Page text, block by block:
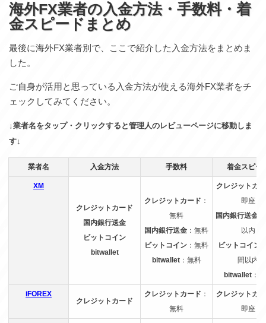
海外FX業者の入金方法・手数料・着
金スピードまとめ
最後に海外FX業者別で、ここで紹介した入金方法をまとめま
した。
ご自身が活用と思っている入金方法が使える海外FX業者をチ
ェックしてみてください。
↓業者名をタップ・クリックすると管理人のレビューページに移動しま
す↓
業者名 入金方法 手数料 着金スピー
XM
クレジットカード
国内銀行送金
ビットコイン
bitwallet
クレジットカード ：
無料
国内銀行送金 ：無料
ビットコイン ：無料
bitwallet：無料
クレジットカ
即座
国内銀行送金
以内
ビットコイン
間以内
bitwallet：
iFOREX
クレジットカード
クレジットカード ：
無料
クレジットカ
即座